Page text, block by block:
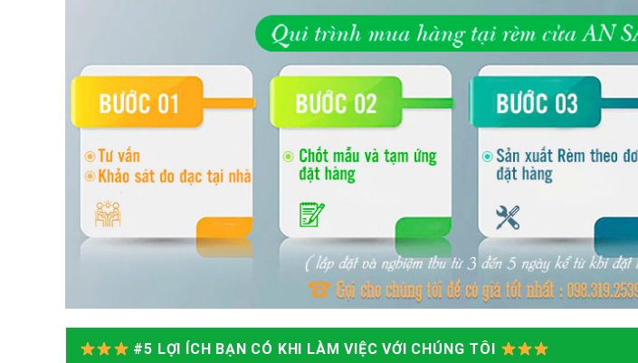
#5 LỢI ÍCH BẠN CÓ KHI LÀM VIỆC VỚI CHÚNG TÔI